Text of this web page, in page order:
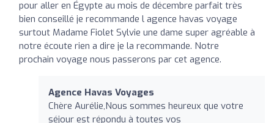
pour aller en Égypte au mois de décembre parfait très
bien conseillé je recommande l agence havas voyage
surtout Madame Fiolet Sylvie une dame super agréable à
notre écoute rien a dire je la recommande. Notre
prochain voyage nous passerons par cet agence.
Agence Havas Voyages
Chère Aurélie,Nous sommes heureux que votre
séjour est répondu à toutes vos